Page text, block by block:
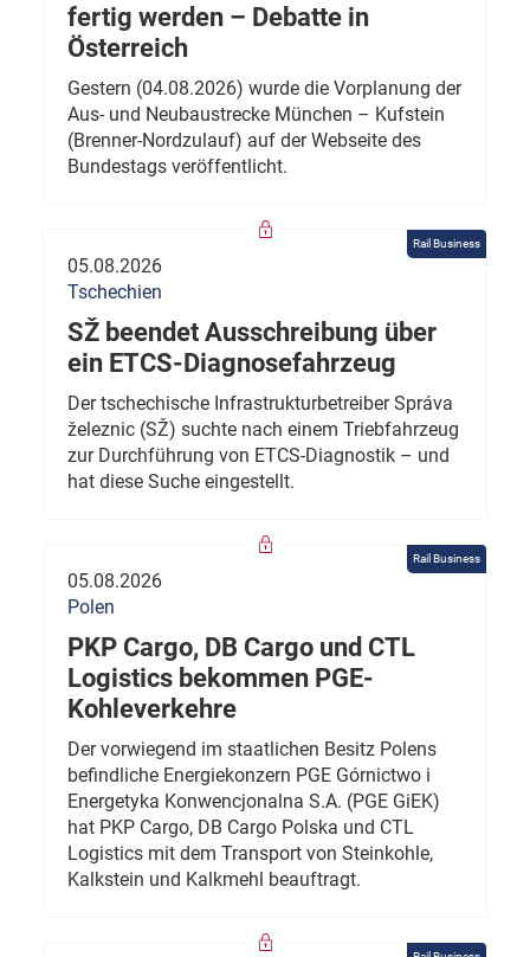
fertig werden – Debatte in
Österreich
Gestern (04.08.2026) wurde die Vorplanung der
Aus- und Neubaustrecke München – Kufstein
(Brenner-Nordzulauf) auf der Webseite des
Bundestags veröffentlicht.
Rail Business
05.08.2026
Tschechien
SŽ beendet Ausschreibung über
ein ETCS-Diagnosefahrzeug
Der tschechische Infrastrukturbetreiber Správa
železnic (SŽ) suchte nach einem Triebfahrzeug
zur Durchführung von ETCS-Diagnostik – und
hat diese Suche eingestellt.
Rail Business
05.08.2026
Polen
PKP Cargo, DB Cargo und CTL
Logistics bekommen PGE-
Kohleverkehre
Der vorwiegend im staatlichen Besitz Polens
befindliche Energiekonzern PGE Górnictwo i
Energetyka Konwencjonalna S.A. (PGE GiEK)
hat PKP Cargo, DB Cargo Polska und CTL
Logistics mit dem Transport von Steinkohle,
Kalkstein und Kalkmehl beauftragt.